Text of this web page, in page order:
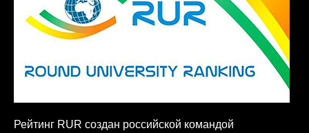
Рейтинг RUR создан российской командой